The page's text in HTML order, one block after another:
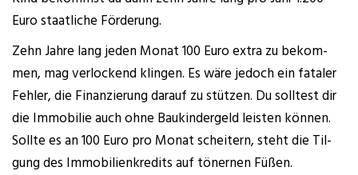
Euro staat­li­che Förderung.
Zehn Jah­re lang jeden Monat 100 Euro extra zu bekom­
men, mag ver­lo­ckend klin­gen. Es wäre jedoch ein fata­ler
Feh­ler, die Finan­zie­rung dar­auf zu stüt­zen. Du soll­test dir
die Immo­bi­lie auch ohne Bau­kin­der­geld leis­ten kön­nen.
Soll­te es an 100 Euro pro Monat schei­tern, steht die Til­
gung des Immo­bi­li­en­kre­dits auf töner­nen Füßen.